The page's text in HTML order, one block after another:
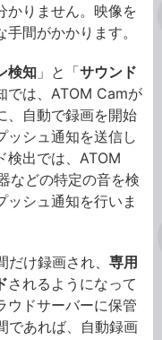
かりません。映像を
間がかかります。
検知 」と「サウンド
では、ATOM Camが
、自動で録画を開始
ッシュ通知を送信し
検出では、ATOM
などの特定の音を検
シュ通知を行いま
け録画され、 専用
されるようになって
ウドサーバーに保管
であれば、自動録画